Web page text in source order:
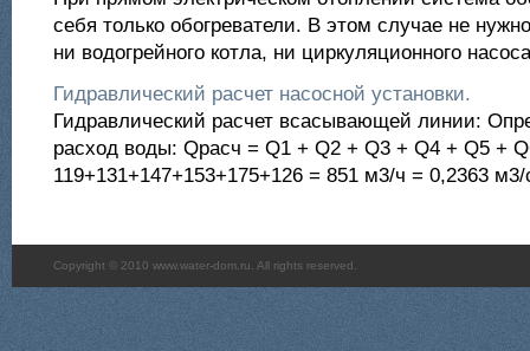
себя только обогреватели. В этом случае не
ни водогрейного котла, ни циркуляционного
Гидравлический расчет насосной установки.
Гидравлический расчет всасывающей линии:
расход воды: Qрасч = Q1 + Q2 + Q3 + Q4 + Q5 +
119+131+147+153+175+126 = 851 м3/ч = 0,2363
Copyright © 2010 www.water-dom.ru. All rights reserved.